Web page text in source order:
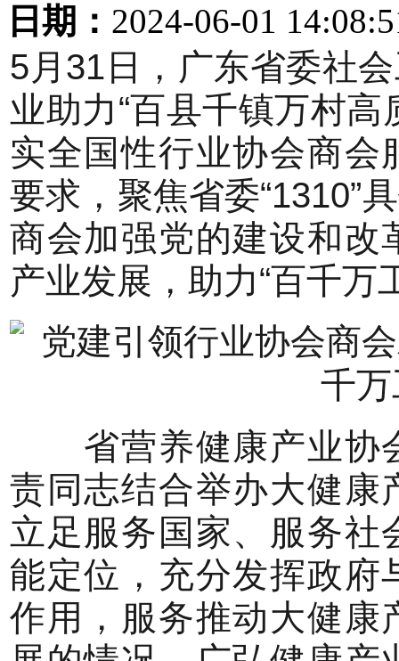
日期： 2024-06-01
5月31日，广东省委社
业助力“百县千镇万村
实全国性行业协会商会
要求，聚焦省委“1310”
商会加强党的建设和改
产业发展，助力“百千万
省营养健康产业协
责同志结合举办大健康
立足服务国家、服务社
能定位，充分发挥政府
作用，服务推动大健康